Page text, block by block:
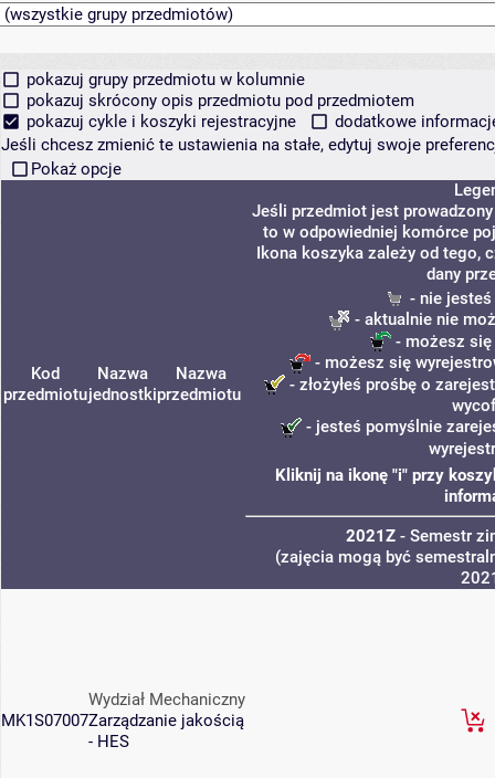
pokazuj grupy przedmiotu w kolumnie
pokazuj skrócony opis przedmiotu pod przedmiotem
pokazuj cykle i koszyki rejestracyjne
dodatkowe
Jeśli chcesz zmienić te ustawienia na stałe, edytuj swoje
Pokaż opcje
Kod
przedmiotu
Nazwa
jednostki
Nazwa
przedmiotu
Jeśli przedmiot jest
to w odpowiedniej komórce
Ikona koszyka zależy od tego,
dany
- nie
- aktualnie nie
- możesz się
- możesz się
- złożyłeś prośbę o
- jesteś pomyślnie
Kliknij na ikonę "i" przy
2021Z - Semestr
(zajęcia mogą być
MK1S07007
Wydział Mechaniczny
Zarządzanie jakością
- HES